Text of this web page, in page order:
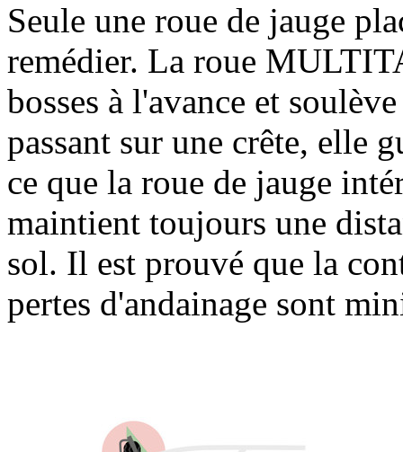
Seule une roue de jauge
remédier. La roue
bosses à l'avance et
passant sur une crête, elle
ce que la roue de jauge
maintient toujours une
sol. Il est prouvé que la
pertes d'andainage sont